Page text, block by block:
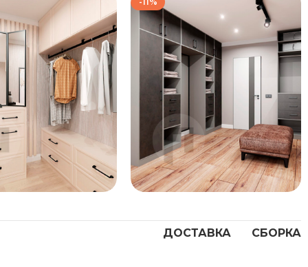
172 667₽
192 667₽
139 333
157 333
ДОСТАВКА СБОРКА